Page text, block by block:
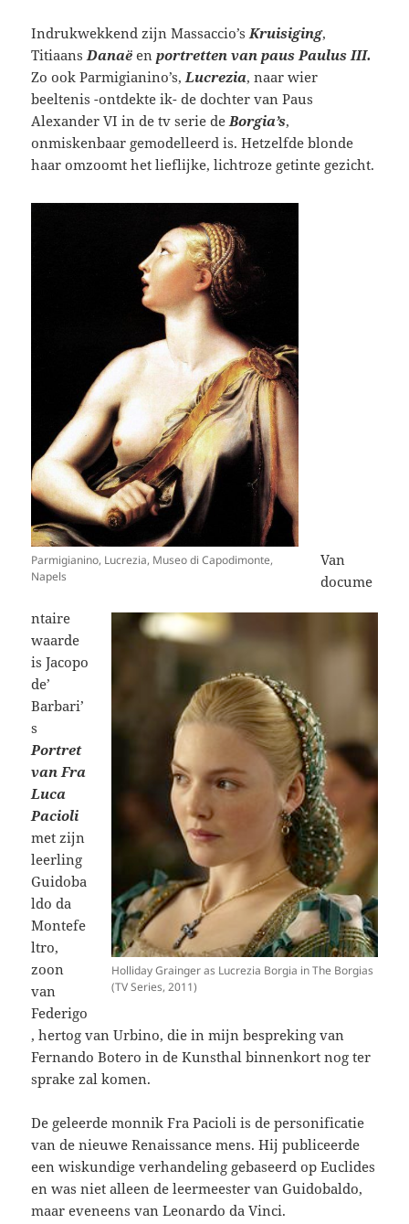
Indrukwekkend zijn Massaccio’sKruisiging,
TitiaansDanaëen portretten van paus Paulus III.
Zo ook Parmigianino’s,Lucrezia, naar wier
beeltenis -ontdekte ik- de dochter van Paus
Alexander VI in de tv serie deBorgia’s,
onmiskenbaar gemodelleerd is. Hetzelfde blonde
haar omzoomt het lieflijke, lichtroze getinte gezicht.
Parmigianino, Lucrezia, Museo di Capodimonte,
Napels
Holliday Grainger as Lucrezia Borgia in The Borgias
(TV Series, 2011)
Van
docume
ntaire
waarde
is Jacopo
de’
Barbari’
s
Portret
van Fra
Luca
Pacioli
met zijn
leerling
Guidoba
ldo da
Montefe
ltro,
zoon
van
Federigo
, hertog van Urbino, die in mijn bespreking van
Fernando Botero in de Kunsthal binnenkort nog ter
sprake zal komen.
De geleerde monnik Fra Pacioli is de personificatie
van de nieuwe Renaissance mens. Hij publiceerde
een wiskundige verhandeling gebaseerd op Euclides
en was niet alleen de leermeester van Guidobaldo,
maar eveneens van Leonardo da Vinci.